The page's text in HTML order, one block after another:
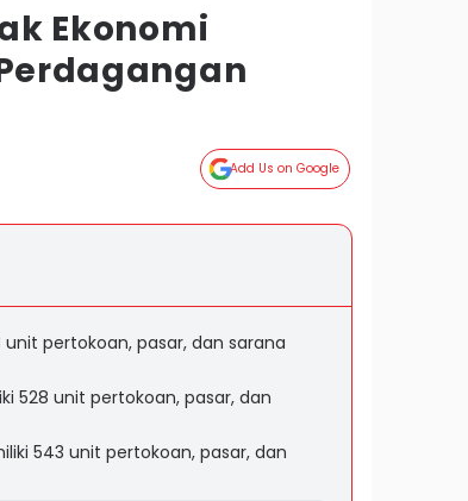
Ekonomi
Add Us on Google
pertokoan, pasar, dan sarana
528 unit pertokoan, pasar, dan
543 unit pertokoan, pasar, dan